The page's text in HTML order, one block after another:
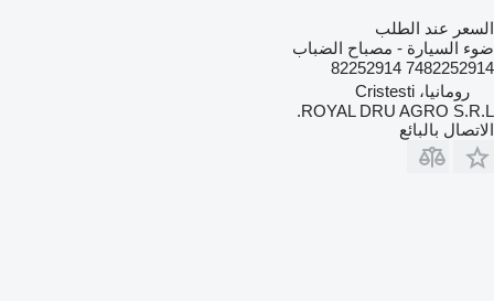
عند الطلب
السيارة - مصباح الضباب
7482252914
رومانيا، Cristesti
ROYAL DRU AGRO
بالبائع